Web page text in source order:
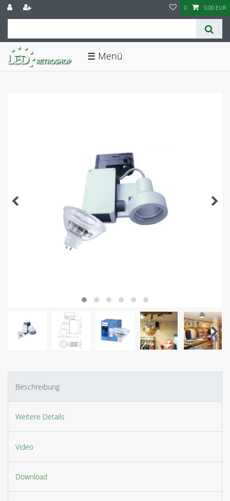
0 0,00 EUR
☰
Beschreibung
Weitere Details
Video
Download